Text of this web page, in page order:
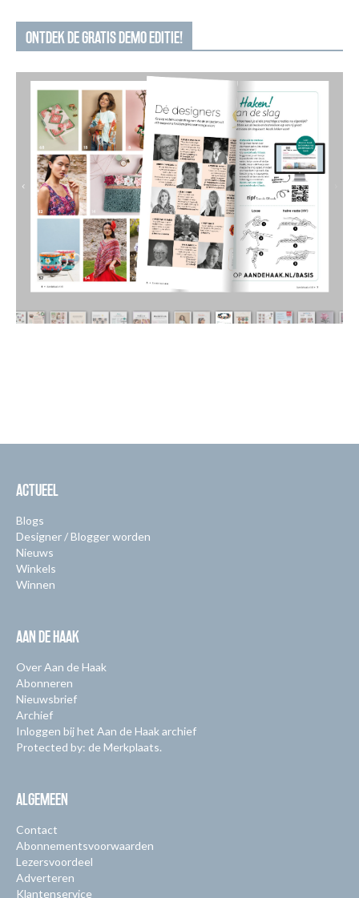
ONTDEK DE GRATIS DEMO EDITIE!
ACTUEEL
Blogs
Designer / Blogger worden
Nieuws
Winkels
Winnen
AAN DE HAAK
Over Aan de Haak
Abonneren
Nieuwsbrief
Archief
Inloggen bij het Aan de Haak archief
Protected by: de Merkplaats.
ALGEMEEN
Contact
Abonnementsvoorwaarden
Lezersvoordeel
Adverteren
Klantenservice